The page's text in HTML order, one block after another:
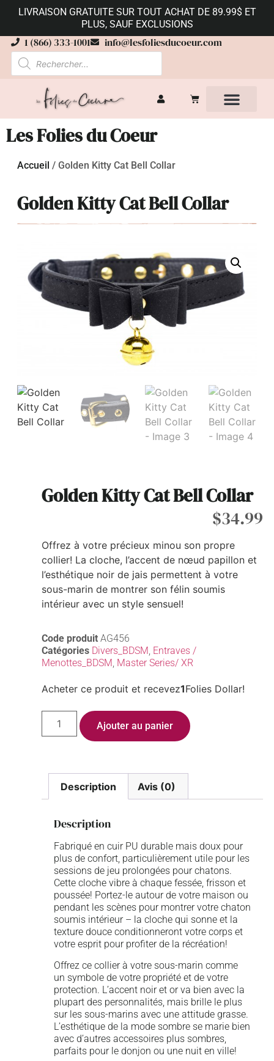
LIVRAISON GRATUITE SUR TOUT ACHAT DE 89.99$ ET
PLUS, SAUF EXCLUSIONS
1 (866) 333-1001 info@lesfoliesducoeur.com
Les Folies du Coeur
Accueil / Golden Kitty Cat Bell Collar
Golden Kitty Cat Bell Collar
Golden Kitty Cat Bell Collar
$34.99
Offrez à votre précieux minou son propre
collier! La cloche, l’accent de nœud papillon et
l’esthétique noir de jais permettent à votre
sous-marin de montrer son félin soumis
intérieur avec un style sensuel!
Code produit AG456
Catégories Divers_BDSM Entraves /
Menottes_BDSM Master Series/ XR
Acheter ce produit et recevez1Folies Dollar!
Ajouter au panier
Description Avis (0)
Description
Fabriqué en cuir PU durable mais doux pour
plus de confort, particulièrement utile pour les
sessions de jeu prolongées pour chatons.
Cette cloche vibre à chaque fessée, frisson et
poussée! Portez-le autour de votre maison ou
pendant les scènes pour montrer votre chaton
soumis intérieur – la cloche qui sonne et la
texture douce conditionneront votre corps et
votre esprit pour profiter de la récréation!
Offrez ce collier à votre sous-marin comme
un symbole de votre propriété et de votre
protection. L’accent noir et or va bien avec la
plupart des personnalités, mais brille le plus
sur les sous-marins avec une attitude grasse.
L’esthétique de la mode sombre se marie bien
avec d’autres accessoires plus sombres,
parfaits pour le donjon ou une nuit en ville!